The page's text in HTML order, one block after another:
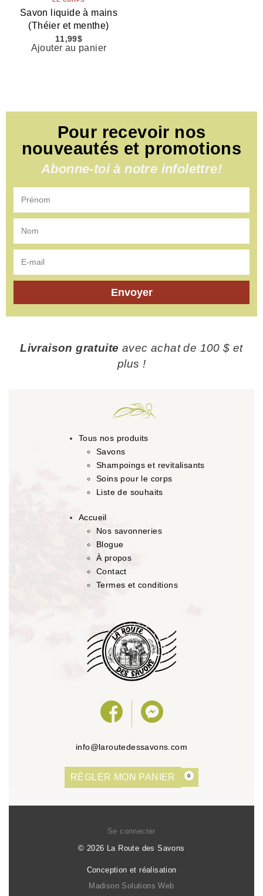
Savon liquide à mains
(Théier et menthe)
11,99$
Ajouter au panier
Pour recevoir nos
nouveautés et promotions
Abonne-toi à notre infolettre!
Envoyer
Livraison gratuite avec achat de 100 $ et
plus !
Tous nos produits
Savons
Shampoings et revitalisants
Soins pour le corps
Liste de souhaits
Accueil
Nos savonneries
Blogue
À propos
Contact
Termes et conditions
info@laroutedessavons.com
RÉGLER MON PANIER 0
© 2026 La Route des Savons
Se connecter
Conception et réalisation
Madison Solutions Web